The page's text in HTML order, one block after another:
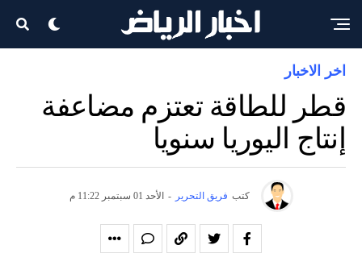
اخر الاخبار
قطر للطاقة تعتزم مضاعفة
إنتاج اليوريا سنويا
كتب فريق التحرير - الأحد 01 سبتمبر 11:22 م